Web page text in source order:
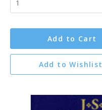
Add to Cart
Add to Wishlist